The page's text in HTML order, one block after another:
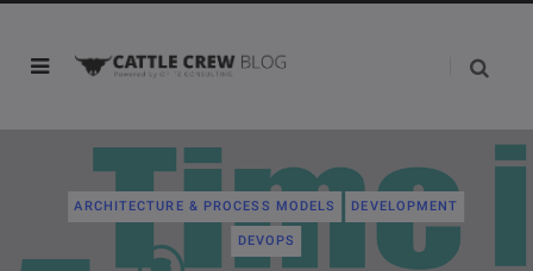
ARCHITECTURE & PROCESS MODELS DEVELOPMENT
DEVOPS